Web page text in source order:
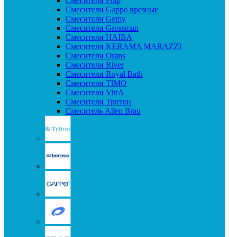
Смесители Gappo врезные
Смесители Gemy
Смесители Grossman
Смесители HAIBA
Смесители KERAMA MARAZZI
Смесители Orans
Смесители River
Смесители Royal Bath
Смесители TIMO
Смесители VitrA
Смесители Тритон
Смеситель Allen Brau